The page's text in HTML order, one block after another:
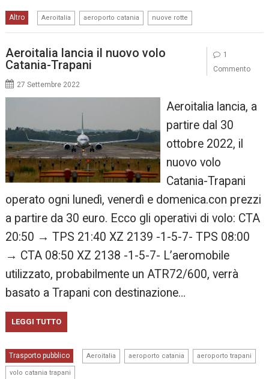
Altro Aeroitalia aeroporto catania nuove rotte
Aeroitalia lancia il nuovo volo
Catania-Trapani
27 Settembre 2022
Aeroitalia lancia, a
partire dal 30
ottobre 2022, il
nuovo volo
Catania-Trapani
operato ogni lunedì, venerdì e domenica.con prezzi
a partire da 30 euro. Ecco gli operativi di volo: CTA
20:50 → TPS 21:40 XZ 2139 -1-5-7- TPS 08:00
→ CTA 08:50 XZ 2138 -1-5-7- L’aeromobile
utilizzato, probabilmente un ATR72/600, verrà
basato a Trapani con destinazione…
LEGGI TUTTO
Trasporto pubblico Aeroitalia aeroporto catania aeroporto trapani
volo catania trapani
1
Commento